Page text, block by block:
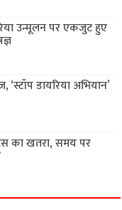
उन्मूलन पर एकजुट हुए
डायरिया अभियान’
का खतरा, समय पर